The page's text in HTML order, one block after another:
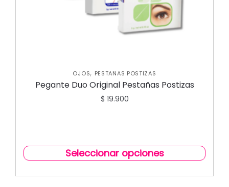
OJOS, PESTAÑAS POSTIZAS
Pegante Duo Original Pestañas Postizas
$ 19.900
Seleccionar opciones